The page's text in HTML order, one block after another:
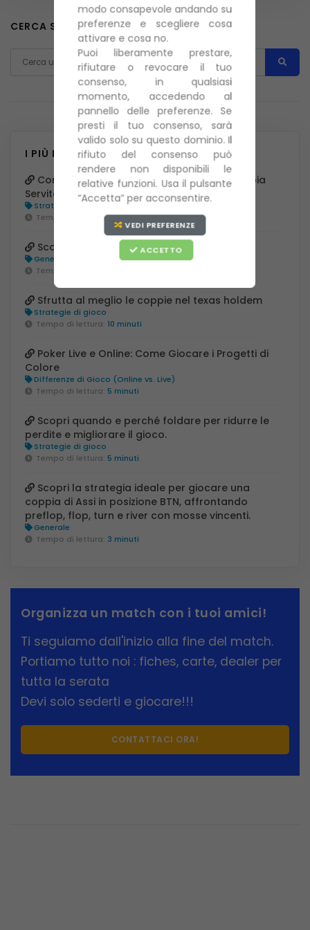
CERCA SU PITCLUB
I PIÙ LETTI
Come si Calcola la Probabilità di una Coppia
Servita
Strategie Avanzate
Tempo di lettura:4 minuti
Scopriamo insieme il poker texas holdem
Generale
Tempo di lettura:
Sfrutta al meglio le coppie nel texas holdem
Strategie di gioco
Tempo di lettura: 10 minuti
Poker Live e Online: Come Giocare i Progetti di
Colore
Differenze di Gioco (Online vs. Live)
Tempo di lettura: 5 minuti
Scopri quando e perché foldare per ridurre le
perdite e migliorare il gioco.
Strategie di gioco
Tempo di lettura: 5 minuti
Scopri la strategia ideale per giocare una
coppia di Assi in posizione BTN, affrontando
preflop, flop, turn e river con mosse vincenti.
Generale
Tempo di lettura: 3 minuti
Organizza un match con i tuoi amici!
Ti seguiamo dall'inizio alla fine del match.
Portiamo tutto noi : fiches, carte, dealer per
tutta la serata
Devi solo sederti e giocare!!!
CONTATTACI ORA!
modo consapevole andando su
preferenze e scegliere cosa
attivare e cosa no.
Puoi liberamente prestare,
rifiutare o revocare il tuo
consenso, in qualsiasi
momento, accedendo al
pannello delle preferenze. Se
presti il tuo consenso, sarà
valido solo su questo dominio. Il
rifiuto del consenso può
rendere non disponibili le
relative funzioni. Usa il pulsante
“Accetta” per acconsentire.
VEDI PREFERENZE
ACCETTO